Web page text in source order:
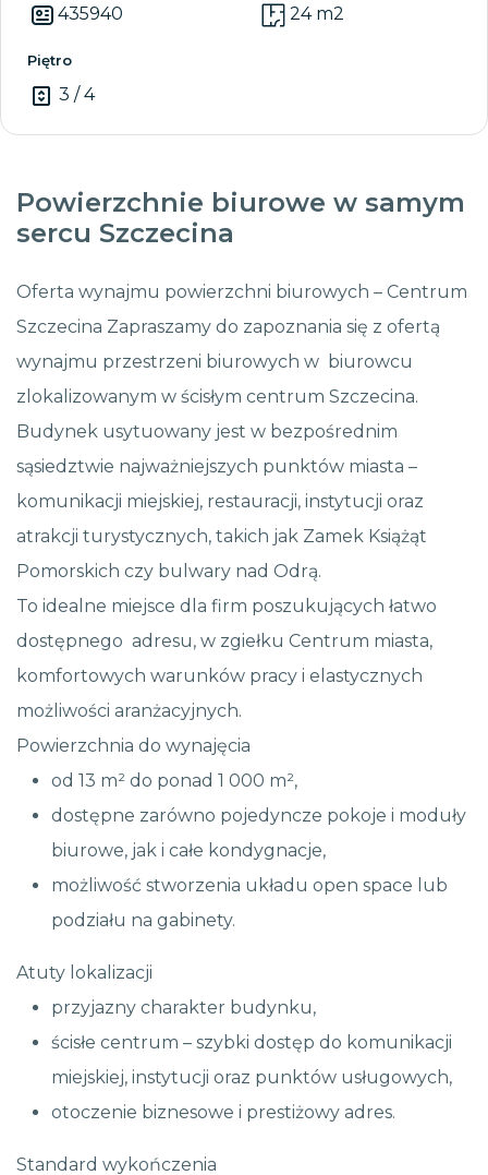
435940 24 m2
Piętro
3 / 4
Powierzchnie biurowe w samym
sercu Szczecina
Oferta wynajmu powierzchni biurowych – Centrum
Szczecina Zapraszamy do zapoznania się z ofertą
wynajmu przestrzeni biurowych w biurowcu
zlokalizowanym w ścisłym centrum Szczecina.
Budynek usytuowany jest w bezpośrednim
sąsiedztwie najważniejszych punktów miasta –
komunikacji miejskiej, restauracji, instytucji oraz
atrakcji turystycznych, takich jak Zamek Książąt
Pomorskich czy bulwary nad Odrą.
To idealne miejsce dla firm poszukujących łatwo
dostępnego adresu, w zgiełku Centrum miasta,
komfortowych warunków pracy i elastycznych
możliwości aranżacyjnych.
Powierzchnia do wynajęcia
od 13 m² do ponad 1 000 m²,
dostępne zarówno pojedyncze pokoje i moduły
biurowe, jak i całe kondygnacje,
możliwość stworzenia układu open space lub
podziału na gabinety.
Atuty lokalizacji
przyjazny charakter budynku,
ścisłe centrum – szybki dostęp do komunikacji
miejskiej, instytucji oraz punktów usługowych,
otoczenie biznesowe i prestiżowy adres.
Standard wykończenia